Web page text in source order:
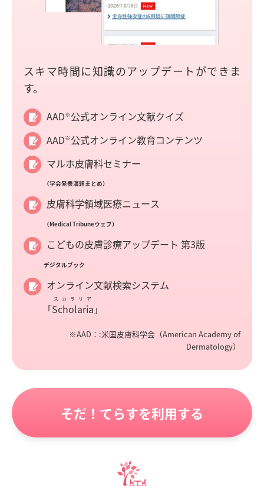
スキマ時間に知識のアップデートができま
す。
AAD※公式オンライン文献クイズ
AAD※公式オンライン教育コンテンツ
マルホ皮膚科セミナー
（学会発表演題まとめ）
皮膚科学領域医療ニュース
（Medical Tribuneウェブ）
こどもの皮膚診療アップデート 第3版
デジタルブック
オンライン文献検索システム
「Scholaria
スカラリア
」
※AAD：:米国皮膚科学会（American Academy of
Dermatology）
そだ！てらすを利用する